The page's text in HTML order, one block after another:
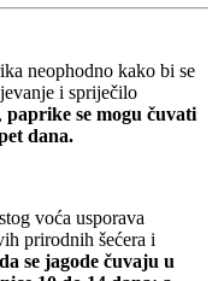
neophodno kako bi se
i spriječilo
paprike se mogu čuvati
dana.
voća usporava
prirodnih šećera i
se jagode čuvaju u